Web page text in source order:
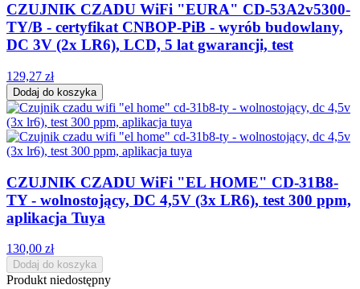
CZUJNIK CZADU WiFi "EURA" CD-53A2v5300-
TY/B - certyfikat CNBOP-PiB - wyrób budowlany,
DC 3V (2x LR6), LCD, 5 lat gwarancji, test
129,27 zł
Dodaj do koszyka
CZUJNIK CZADU WiFi "EL HOME" CD-31B8-
TY - wolnostojący, DC 4,5V (3x LR6), test 300 ppm,
aplikacja Tuya
130,00 zł
Dodaj do koszyka
Produkt niedostępny